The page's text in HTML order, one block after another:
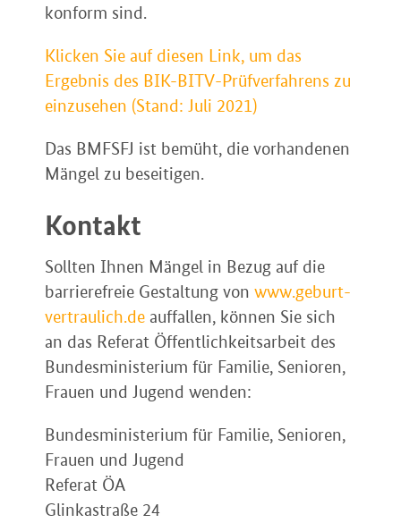
konform sind.
Klicken Sie auf diesen Link, um das
Ergebnis des BIK-BITV-Prüfverfahrens zu
einzusehen (Stand: Juli 2021)
Das BMFSFJ ist bemüht, die vorhandenen
Mängel zu beseitigen.
Kontakt
Sollten Ihnen Mängel in Bezug auf die
barrierefreie Gestaltung von www.geburt-
vertraulich.de auffallen, können Sie sich
an das Referat Öffentlichkeitsarbeit des
Bundesministerium für Familie, Senioren,
Frauen und Jugend wenden:
Bundesministerium für Familie, Senioren,
Frauen und Jugend
Referat ÖA
Glinkastraße 24